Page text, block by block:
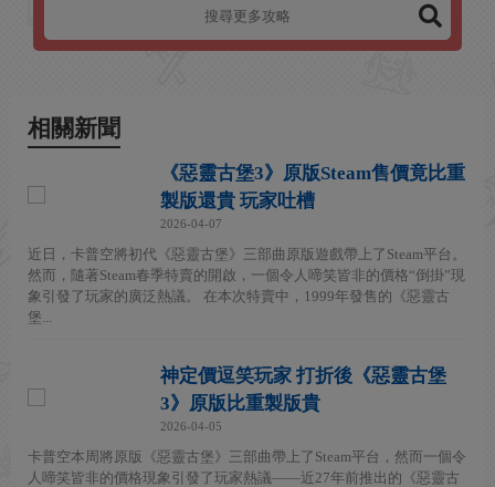
相關新聞
《惡靈古堡3》原版Steam售價竟比重
製版還貴 玩家吐槽
2026-04-07
近日，卡普空將初代《惡靈古堡》三部曲原版遊戲帶上了Steam平台。
然而，隨著Steam春季特賣的開啟，一個令人啼笑皆非的價格“倒掛”現
象引發了玩家的廣泛熱議。 在本次特賣中，1999年發售的《惡靈古
堡...
神定價逗笑玩家 打折後《惡靈古堡
3》原版比重製版貴
2026-04-05
卡普空本周將原版《惡靈古堡》三部曲帶上了Steam平台，然而一個令
人啼笑皆非的價格現象引發了玩家熱議——近27年前推出的《惡靈古